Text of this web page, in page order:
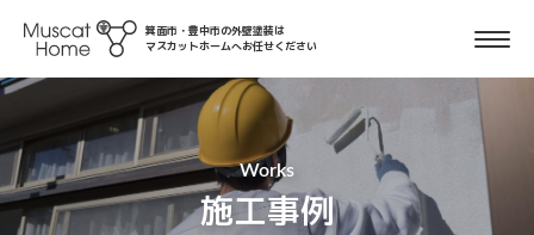
箕面市・豊中市の外壁塗装は
マスカットホームへお任せください
Works
施工事例